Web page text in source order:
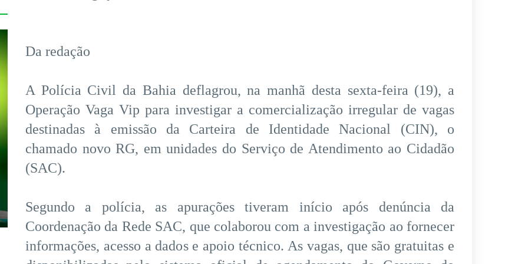
Da redação
A Polícia Civil da Bahia deflagrou, na manhã desta sexta-feira (19), a
Operação Vaga Vip para investigar a comercialização irregular de vagas
destinadas à emissão da Carteira de Identidade Nacional (CIN), o
chamado novo RG, em unidades do Serviço de Atendimento ao Cidadão
(SAC).
Segundo a polícia, as apurações tiveram início após denúncia da
Coordenação da Rede SAC, que colaborou com a investigação ao fornecer
informações, acesso a dados e apoio técnico. As vagas, que são gratuitas e